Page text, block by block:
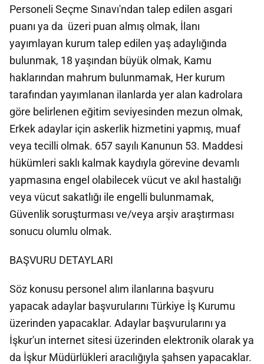
Personeli Seçme Sınavı'ndan talep edilen asgari
puanı ya da üzeri puan almış olmak, İlanı
yayımlayan kurum talep edilen yaş adaylığında
bulunmak, 18 yaşından büyük olmak, Kamu
haklarından mahrum bulunmamak, Her kurum
tarafından yayımlanan ilanlarda yer alan kadrolara
göre belirlenen eğitim seviyesinden mezun olmak,
Erkek adaylar için askerlik hizmetini yapmış, muaf
veya tecilli olmak. 657 sayılı Kanunun 53. Maddesi
hükümleri saklı kalmak kaydıyla görevine devamlı
yapmasına engel olabilecek vücut ve akıl hastalığı
veya vücut sakatlığı ile engelli bulunmamak,
Güvenlik soruşturması ve/veya arşiv araştırması
sonucu olumlu olmak.
BAŞVURU DETAYLARI
Söz konusu personel alım ilanlarına başvuru
yapacak adaylar başvurularını Türkiye İş Kurumu
üzerinden yapacaklar. Adaylar başvurularını ya
İşkur'un internet sitesi üzerinden elektronik olarak ya
da İşkur Müdürlükleri aracılığıyla şahsen yapacaklar.